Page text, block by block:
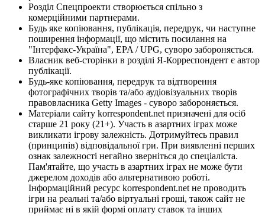
Розділ Спецпроекти створюється спільно з
комерційними партнерами.
Будь яке копіювання, публікація, передрук, чи наступне
поширення інформації, що містить посилання на
"Інтерфакс-Україна", EPA / UPG, суворо забороняється.
Власник веб-сторінки в розділі Я-Корреспондент є автор
публікації.
Будь-яке копіювання, передрук та відтворення
фотографічних творів та/або аудіовізуальних творів
правовласника Getty Images - суворо забороняється.
Матеріали сайту korrespondent.net призначені для осіб
старше 21 року (21+). Участь в азартних іграх може
викликати ігрову залежність. Дотримуйтесь правил
(принципів) відповідальної гри. При виявленні перших
ознак залежності негайно зверніться до спеціаліста.
Пам'ятайте, що участь в азартних іграх не може бути
джерелом доходів або альтернативою роботі.
Інформаційний ресурс korrespondent.net не проводить
ігри на реальні та/або віртуальні гроші, також сайт не
приймає ні в якій формі оплату ставок та інших